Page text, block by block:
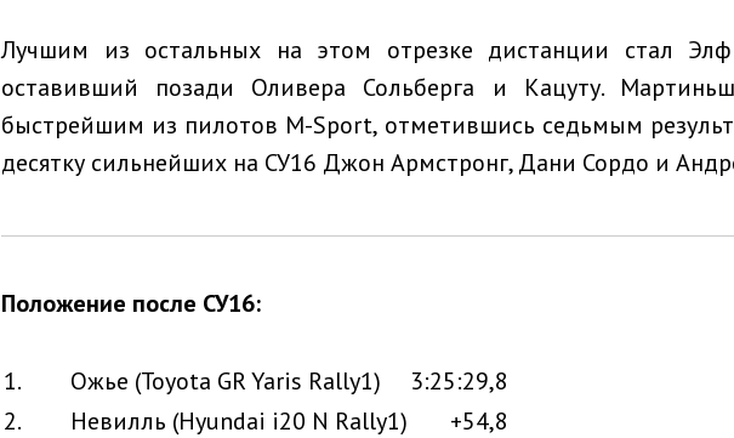
Лучшим из остальных на этом отрезке дистанции стал
оставивший позади Оливера Сольберга и Кацуту. Мартиньш
быстрейшим из пилотов M-Sport, отметившись седьмым
десятку сильнейших на СУ16 Джон Армстронг, Дани Сордо и
Положение после СУ16:
1. Ожье (Toyota GR Yaris Rally1)
3:25:29,8
2.
Невилль (Hyundai i20 N Rally1)
+54,8